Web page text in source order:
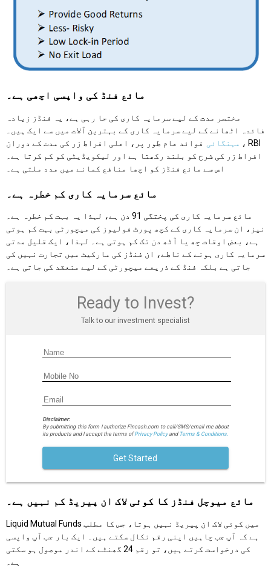
مائع فنڈ کی واپسی اچھی ہے۔
مختصر مدت کے لیے سرمایہ کاری کی جا رہی ہے، یہ فنڈز زیادہ
فائدہ اٹھانے کے لیے سرمایہ کاری کے بہترین آلات میں سے ایک ہیں۔
مہنگائی فوائد عام طور پر، اعلی افراط زر کی مدت کے دوران، RBI
افراط زر کی شرح کو بلند رکھتا ہے اور لیکویڈیٹی کو کم کرتا ہے۔
اس سے مائع فنڈز کو اچھا منافع کمانے میں مدد ملتی ہے۔
مائع سرمایہ کاری کم خطرہ ہے۔
مائع سرمایہ کاری کی پختگی 91 دن ہے، لہذا یہ بہت کم خطرہ ہے۔
نیز، ان سرمایہ کاری کے کچھ پورٹ فولیوز کی میچورٹی بہت کم ہوتی
ہے، بعض اوقات چھ یا آٹھ دن تک کم ہوتی ہے۔ لہذا، ایک قلیل مدتی
سرمایہ کاری ہونے کے ناطے، ان فنڈز کی مارکیٹ میں تجارت نہیں کی
جاتی ہے بلکہ فنڈ کے ذریعے میچورٹی کے لیے منعقد کی جاتی ہے۔
Ready to Invest?
Talk to our investment specialist
Disclaimer:
By submitting this form I authorize Fincash.com to call/SMS/email me about
its products and I accept the terms ofPrivacy Policyand Terms & Conditions.
Get Started
مائع میوچل فنڈز کا کوئی لاک ان پیریڈ کم نہیں ہے۔
Liquid Mutual Funds میں کوئی لاک ان پیریڈ نہیں ہوتا، جس کا مطلب
ہے کہ آپ جب چاہیں اپنی رقم نکال سکتے ہیں۔ ایک بار جب آپ واپسی
کی درخواست کرتے ہیں، تو رقم 24 گھنٹے کے اندر موصول ہو سکتی
ہے۔